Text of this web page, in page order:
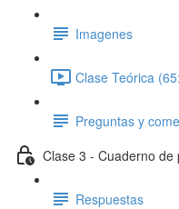
Imagenes
Clase Teórica
Preguntas y
Clase 3 - Cuaderno de
Respuestas